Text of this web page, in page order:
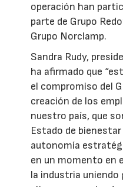
operación han
parte de Grupo
Grupo Norclamp.
Sandra Rudy,
ha afirmado que
el compromiso del
creación de los
nuestro país, que
Estado de
autonomía
en un momento en
la industria